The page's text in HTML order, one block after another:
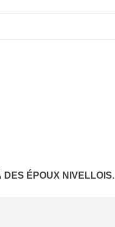
DES ÉPOUX NIVELLOIS.